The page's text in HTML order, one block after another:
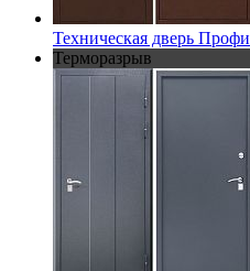
Техническая дверь Профи
Терморазрыв